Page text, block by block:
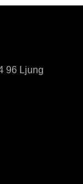
96 Ljung